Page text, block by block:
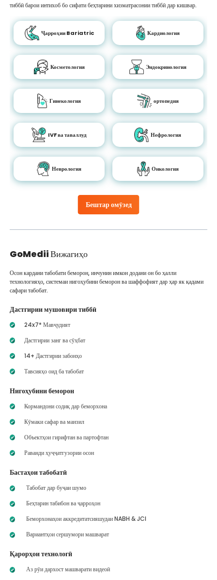
Бештар омӯзед
тиббӣ барои интихоб бо сифати беҳтарини хизматрасонии тиббӣ дар кишвар.
Ҷарроҳии Bariatric Кардиология
Косметология Эндокринология
Гинекология ортопедия
IVF ва таваллуд Нефрология
Неврология Онкология
GoMediiВижагиҳо
Осон кардани табобати беморон, инчунин имкон додани он бо ҳалли
технологияҳо, системаи нигоҳубини беморон ва шаффофият дар ҳар як қадами
сафари табобат.
Дастгирии мушовири тиббӣ
24x7* Мавҷудият
Дастгирии занг ва сӯҳбат
14+ Дастгирии забонҳо
Тавсияҳо оид ба табобат
Нигоҳубини беморон
Кормандони содиқ дар беморхона
Кӯмаки сафар ва манзил
Объектҳои гирифтан ва партофтан
Раванди ҳуҷҷатгузории осон
Бастаҳои табобатӣ
Табобат дар буҷаи шумо
Беҳтарин табибон ва ҷарроҳон
Беморхонаҳои аккредитатсияшудаи NABH & JCI
Вариантҳои сершумори машварат
Қарорҳои технологӣ
Аз рӯи дархост машварати видеоӣ